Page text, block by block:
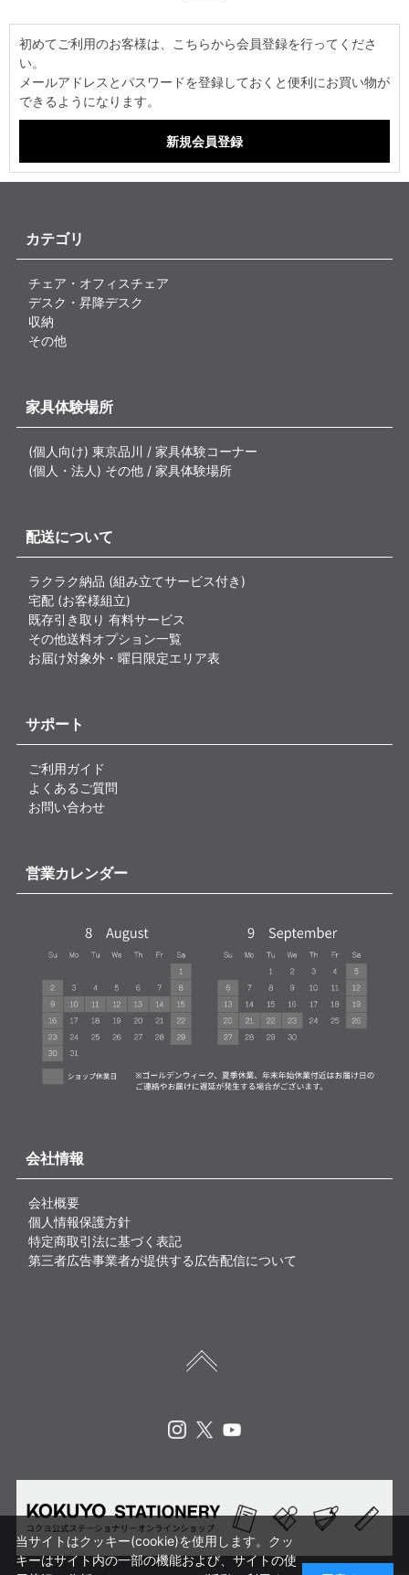
初めてご利用のお客様は、こちらから会員登録を行ってくださ
い。
メールアドレスとパスワードを登録しておくと便利にお買い物が
できるようになります。
カテゴリ
チェア・オフィスチェア
デスク・昇降デスク
収納
その他
家具体験場所
(個人向け) 東京品川 / 家具体験コーナー
(個人・法人) その他 / 家具体験場所
配送について
ラクラク納品 (組み立てサービス付き)
宅配 (お客様組立)
既存引き取り 有料サービス
その他送料オプション一覧
お届け対象外・曜日限定エリア表
サポート
ご利用ガイド
よくあるご質問
お問い合わせ
営業カレンダー
会社情報
会社概要
個人情報保護方針
特定商取引法に基づく表記
第三者広告事業者が提供する広告配信について
当サイトはクッキー(cookie)を使用します。クッ
キーはサイト内の一部の機能および、サイトの使